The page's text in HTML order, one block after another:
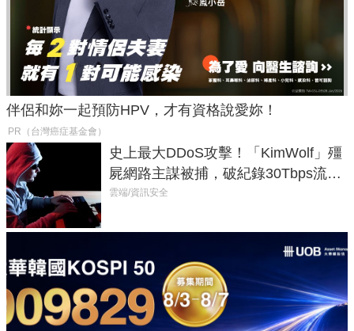
伴侶和妳一起預防HPV，才有資格說愛妳！
PR（台灣癌症基金會）
史上最大DDoS攻擊！「KimWolf」殭
屍網路主謀被捕，破紀錄30Tbps流量
癱瘓全球！
雲端/資訊安全